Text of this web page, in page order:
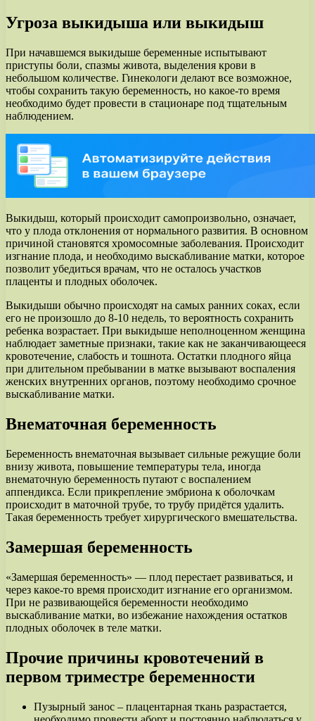
Угроза выкидыша или выкидыш
При начавшемся выкидыше беременные испытывают
приступы боли, спазмы живота, выделения крови в
небольшом количестве. Гинекологи делают все возможное,
чтобы сохранить такую беременность, но какое-то время
необходимо будет провести в стационаре под тщательным
наблюдением.
Выкидыш, который происходит самопроизвольно, означает,
что у плода отклонения от нормального развития. В основном
причиной становятся хромосомные заболевания. Происходит
изгнание плода, и необходимо выскабливание матки, которое
позволит убедиться врачам, что не осталось участков
плаценты и плодных оболочек.
Выкидыши обычно происходят на самых ранних соках, если
его не произошло до 8-10 недель, то вероятность сохранить
ребенка возрастает. При выкидыше неполноценном женщина
наблюдает заметные признаки, такие как не заканчивающееся
кровотечение, слабость и тошнота. Остатки плодного яйца
при длительном пребывании в матке вызывают воспаления
женских внутренних органов, поэтому необходимо срочное
выскабливание матки.
Внематочная беременность
Беременность внематочная вызывает сильные режущие боли
внизу живота, повышение температуры тела, иногда
внематочную беременность путают с воспалением
аппендикса. Если прикрепление эмбриона к оболочкам
происходит в маточной трубе, то трубу придётся удалить.
Такая беременность требует хирургического вмешательства.
Замершая беременность
«Замершая беременность» — плод перестает развиваться, и
через какое-то время происходит изгнание его организмом.
При не развивающейся беременности необходимо
выскабливание матки, во избежание нахождения остатков
плодных оболочек в теле матки.
Прочие причины кровотечений в
первом триместре беременности
Пузырный занос – плацентарная ткань разрастается,